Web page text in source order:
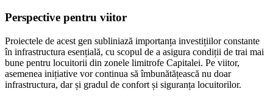
Perspective pentru viitor
Proiectele de acest gen subliniază importanța investițiilor constante
în infrastructura esențială, cu scopul de a asigura condiții de trai mai
bune pentru locuitorii din zonele limitrofe Capitalei. Pe viitor,
asemenea inițiative vor continua să îmbunătățească nu doar
infrastructura, dar și gradul de confort și siguranța locuitorilor.